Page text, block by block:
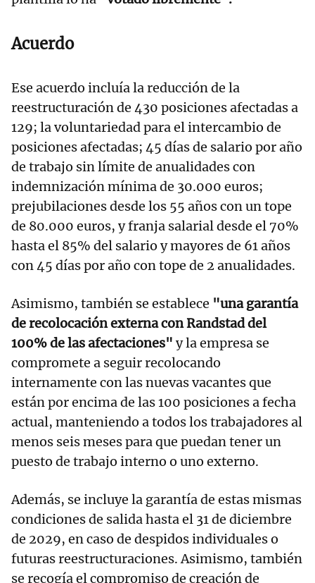
Acuerdo
Ese acuerdo incluía la reducción de la
reestructuración de 430 posiciones afectadas a
129; la voluntariedad para el intercambio de
posiciones afectadas; 45 días de salario por año
de trabajo sin límite de anualidades con
indemnización mínima de 30.000 euros;
prejubilaciones desde los 55 años con un tope
de 80.000 euros, y franja salarial desde el 70%
hasta el 85% del salario y mayores de 61 años
con 45 días por año con tope de 2 anualidades.
Asimismo, también se establece "una garantía
de recolocación externa con Randstad del
100% de las afectaciones" y la empresa se
compromete a seguir recolocando
internamente con las nuevas vacantes que
están por encima de las 100 posiciones a fecha
actual, manteniendo a todos los trabajadores al
menos seis meses para que puedan tener un
puesto de trabajo interno o uno externo.
Además, se incluye la garantía de estas mismas
condiciones de salida hasta el 31 de diciembre
de 2029, en caso de despidos individuales o
futuras reestructuraciones. Asimismo, también
se recogía el compromiso de creación de